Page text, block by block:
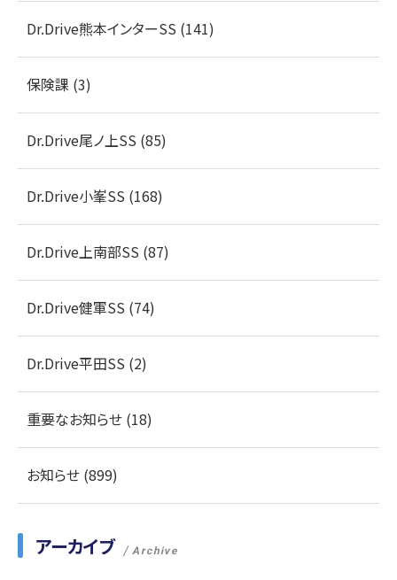
Dr.Drive熊本インターSS (141)
保険課 (3)
Dr.Drive尾ノ上SS (85)
Dr.Drive小峯SS (168)
Dr.Drive上南部SS (87)
Dr.Drive健軍SS (74)
Dr.Drive平田SS (2)
重要なお知らせ (18)
お知らせ (899)
アーカイブ Archive